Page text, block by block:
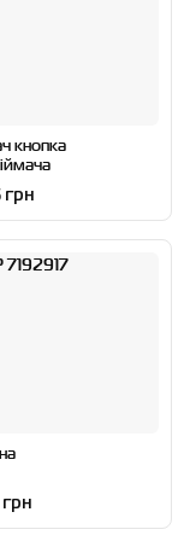
кнопка
грн